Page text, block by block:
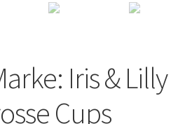
Iris & Lilly
Cups